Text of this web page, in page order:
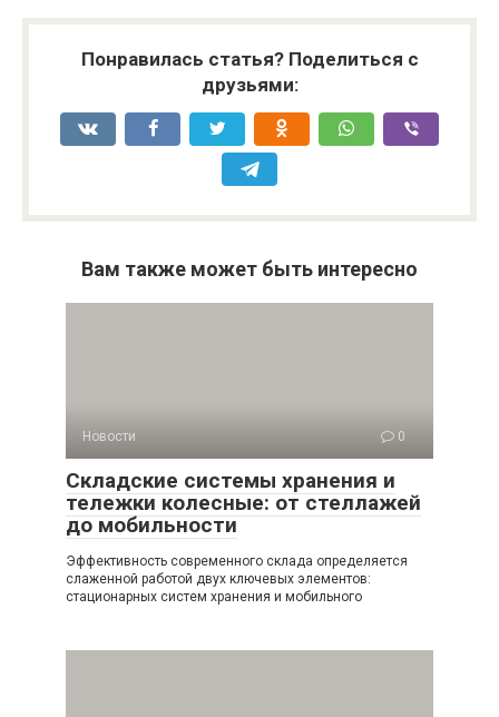
Понравилась статья? Поделиться с
друзьями:
Вам также может быть интересно
Новости 0
Складские системы хранения и
тележки колесные: от стеллажей
до мобильности
Эффективность современного склада определяется
слаженной работой двух ключевых элементов:
стационарных систем хранения и мобильного